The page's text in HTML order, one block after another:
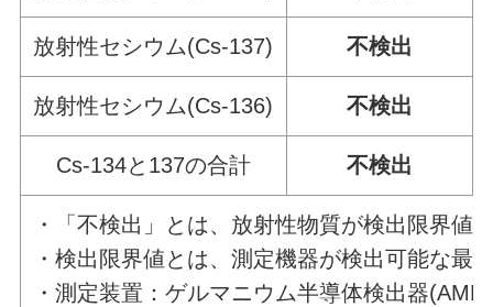
放射性セシウム(Cs-137) 不検出
放射性セシウム(Cs-136) 不検出
Cs-134と137の合計 不検出
・「不検出」とは、放射性物質が検出限界値
・検出限界値とは、測定機器が検出可能な最
・測定装置：ゲルマニウム半導体検出器